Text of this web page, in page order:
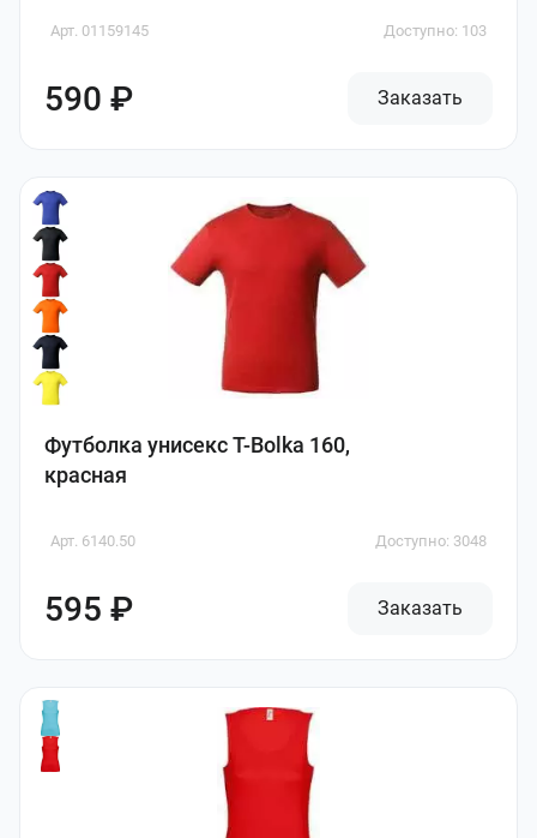
Арт. 01159145 Доступно: 103
590 ₽ Заказать
Футболка унисекс T-Bolka 160,
красная
Арт. 6140.50 Доступно: 3048
595 ₽ Заказать